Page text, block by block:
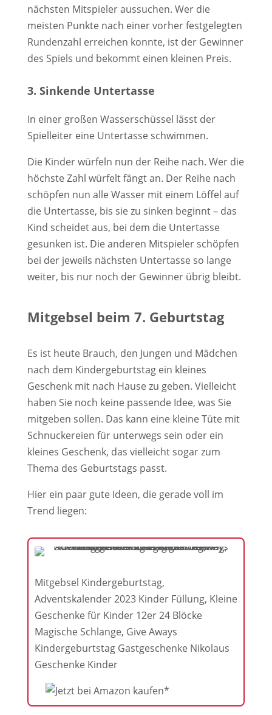
nächsten Mitspieler aussuchen. Wer die
meisten Punkte nach einer vorher festgelegten
Rundenzahl erreichen konnte, ist der Gewinner
des Spiels und bekommt einen kleinen Preis.
3. Sinkende Untertasse
In einer großen Wasserschüssel lässt der
Spielleiter eine Untertasse schwimmen.
Die Kinder würfeln nun der Reihe nach. Wer die
höchste Zahl würfelt fängt an. Der Reihe nach
schöpfen nun alle Wasser mit einem Löffel auf
die Untertasse, bis sie zu sinken beginnt – das
Kind scheidet aus, bei dem die Untertasse
gesunken ist. Die anderen Mitspieler schöpfen
bei der jeweils nächsten Untertasse so lange
weiter, bis nur noch der Gewinner übrig bleibt.
Mitgebsel beim 7. Geburtstag
Es ist heute Brauch, den Jungen und Mädchen
nach dem Kindergeburtstag ein kleines
Geschenk mit nach Hause zu geben. Vielleicht
haben Sie noch keine passende Idee, was Sie
mitgeben sollen. Das kann eine kleine Tüte mit
Schnuckereien für unterwegs sein oder ein
kleines Geschenk, das vielleicht sogar zum
Thema des Geburtstags passt.
Hier ein paar gute Ideen, die gerade voll im
Trend liegen:
Mitgebsel Kindergeburtstag,
Adventskalender 2023 Kinder Füllung, Kleine
Geschenke für Kinder 12er 24 Blöcke
Magische Schlange, Give Aways
Kindergeburtstag Gastgeschenke Nikolaus
Geschenke Kinder